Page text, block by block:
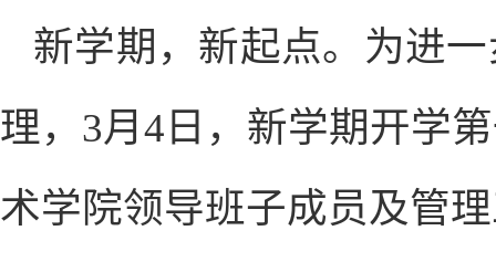
新学期，新起点。为进
理，3月4日，新学期开学
术学院领导班子成员及管